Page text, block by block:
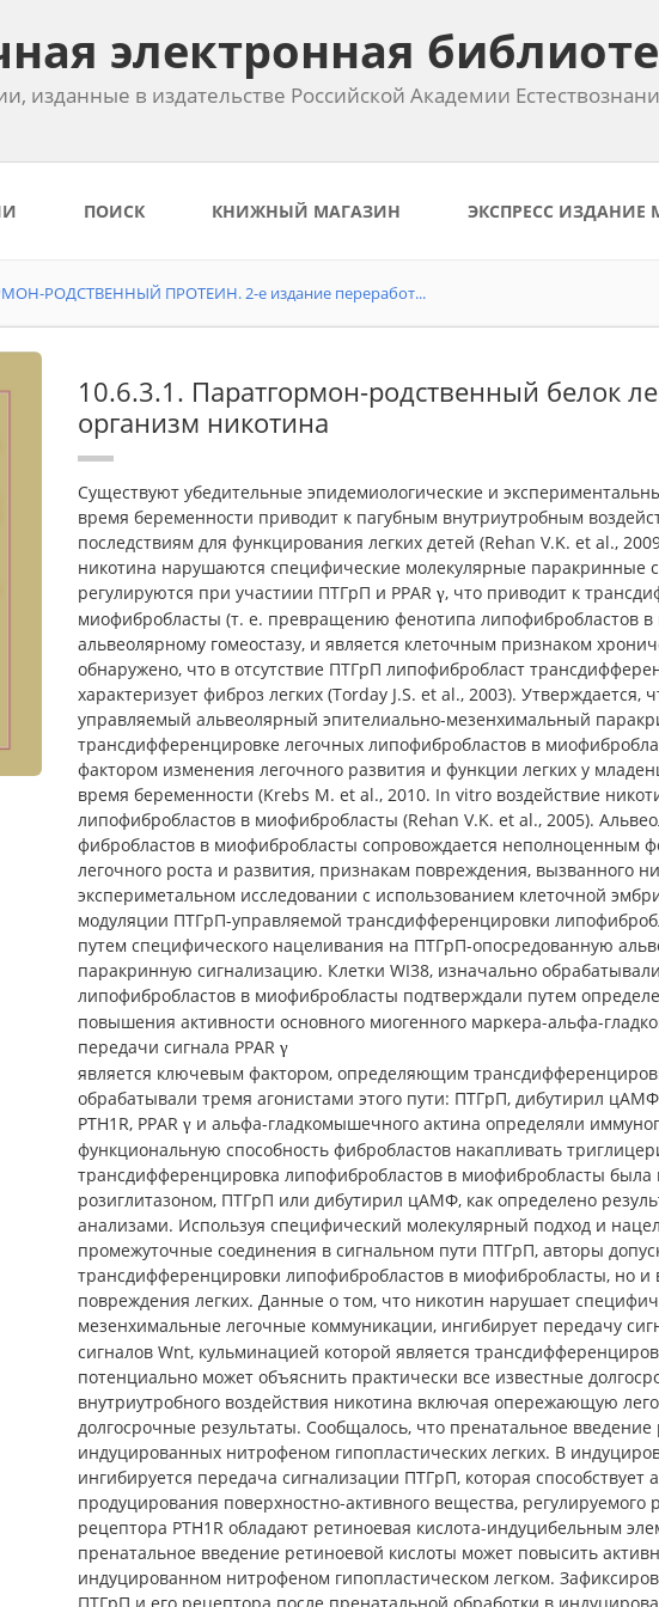
электронная
изданные в издательстве Российской Академии
ПОИСК КНИЖНЫЙ МАГАЗИН ЭКСПРЕСС
РОДСТВЕННЫЙ ПРОТЕИН. 2-е издание переработ...
10.6.3.1. Паратгормон-родственный белок
организм никотина
Существуют убедительные эпидемиологические и
время беременности приводит к пагубным внутриутробным
последствиям для функцирования легких детей (Rehan V.K. et al.,
никотина нарушаются специфические молекулярные паракринные
регулируются при участиии ПТГрП и PPAR γ, что приводит к
миофибробласты (т. е. превращению фенотипа липофибробластов в
альвеолярному гомеостазу, и является клеточным признаком
обнаружено, что в отсутствие ПТГрП липофибробласт
характеризует фиброз легких (Torday J.S. et al., 2003).
управляемый альвеолярный эпителиально-мезенхимальный
трансдифференцировке легочных липофибробластов в
фактором изменения легочного развития и функции легких у
время беременности (Krebs M. et al., 2010. In vitro воздействие
липофибробластов в миофибробласты (Rehan V.K. et al., 2005).
фибробластов в миофибробласты сопровождается неполноценным
легочного роста и развития, признакам повреждения, вызванного
экспериметальном исследовании с использованием клеточной
модуляции ПТГрП-управляемой трансдифференцировки
путем специфического нацеливания на ПТГрП-опосредованную
паракринную сигнализацию. Клетки WI38, изначально
липофибробластов в миофибробласты подтверждали путем
повышения активности основного миогенного маркера-альфа-
передачи сигнала PPAR γ
является ключевым фактором, определяющим
обрабатывали тремя агонистами этого пути: ПТГрП, дибутирил
PTH1R, PPAR γ и альфа-гладкомышечного актина определяли
функциональную способность фибробластов накапливать
трансдифференцировка липофибробластов в миофибробласты была
розиглитазоном, ПТГрП или дибутирил цАМФ, как определено
анализами. Используя специфический молекулярный подход и
промежуточные соединения в сигнальном пути ПТГрП, авторы
трансдифференцировки липофибробластов в миофибробласты, но
повреждения легких. Данные о том, что никотин нарушает
мезенхимальные легочные коммуникации, ингибирует передачу
сигналов Wnt, кульминацией которой является
потенциально может объяснить практически все известные
внутриутробного воздействия никотина включая опережающую
долгосрочные результаты. Сообщалось, что пренатальное
индуцированных нитрофеном гипопластических легких. В
ингибируется передача сигнализации ПТГрП, которая
продуцирования поверхностно-активного вещества,
рецептора PTH1R обладают ретиноевая кислота-индуцибельным
пренатальное введение ретиноевой кислоты может повысить
индуцированном нитрофеном гипопластическом легком.